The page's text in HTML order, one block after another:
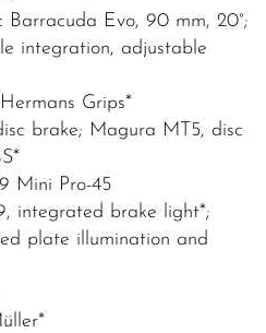
Evo, 90 mm, 20°;
integration, adjustable
Grips*
brake; Magura MT5, disc
Mini Pro-45
integrated brake light*;
plate illumination and